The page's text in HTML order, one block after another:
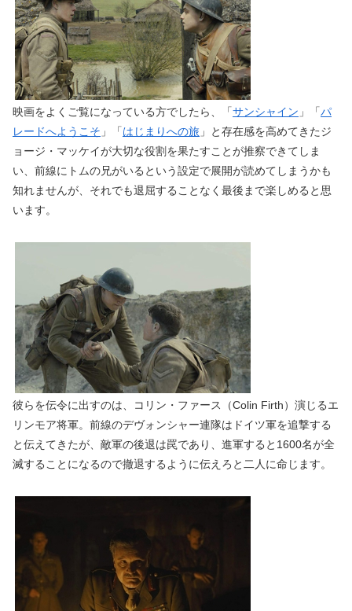
映画をよくご覧になっている方でしたら、「サンシャイン 」「パ
レードへようこそ 」「はじまりへの旅 」と存在感を高めてきたジ
ョージ・マッケイが大切な役割を果たすことが推察できてしま
い、前線にトムの兄がいるという設定で展開が読めてしまうかも
知れませんが、それでも退屈することなく最後まで楽しめると思
います。
彼らを伝令に出すのは、コリン・ファース（Colin Firth）演じるエ
リンモア将軍。前線のデヴォンシャー連隊はドイツ軍を追撃する
と伝えてきたが、敵軍の後退は罠であり、進軍すると1600名が全
滅することになるので撤退するように伝えろと二人に命じます。